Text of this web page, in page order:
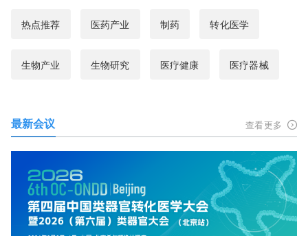
热点推荐 医药产业 制药 转化医学
生物产业 生物研究 医疗健康 医疗器械
最新会议 查看更多